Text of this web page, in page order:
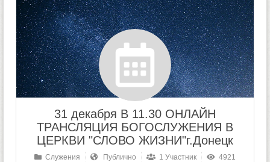
МУЗЫКА
БИБЛИЯ
ОПРОСЫ
НОВОСТИ
31 декабря В 11.30 ОНЛАЙН
ТРАНСЛЯЦИЯ БОГОСЛУЖЕНИЯ В
ЦЕРКВИ "СЛОВО ЖИЗНИ"г.Донецк
Служения Публично 1 Участник
4921